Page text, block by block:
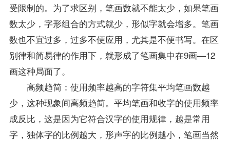
受限制的。为了求区别，笔画数就不能太少，如果笔画
数太少，字形组合的方式就少，形似字就会增多。笔画
数也不宜过多，过多不便应用，尤其是不便书写。在区
别律和简易律的作用下，就形成了笔画集中在9画—12
画这种局面了。
高频趋简：使用频率越高的字符集平均笔画数越
少，这种现象间高频趋简。平均笔画和收字的使用频率
成反比，这是因为它符合汉字的使用规律，越是常用
字，独体字的比例越大，形声字的比例越小，笔画当然